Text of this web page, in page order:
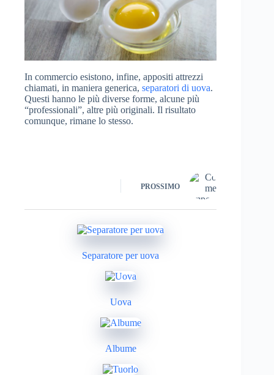
In commercio esistono, infine, appositi attrezzi
chiamati, in maniera generica, separatori di uova.
Questi hanno le più diverse forme, alcune più
“professionali”, altre più originali. Il risultato
comunque, rimane lo stesso.
PROSSIMO
Separatore per uova
Uova
Albume